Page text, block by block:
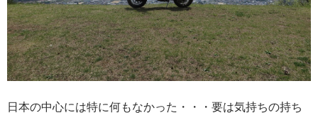
日本の中心には特に何もなかった・・・要は気持ちの持ち